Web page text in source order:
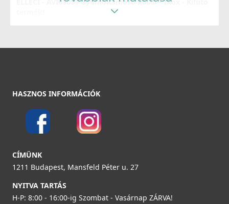
Részletek
ELLECI - Csaptelep Venere G51
MGKVEN51
49 990 Ft
34 890 Ft
ELLECI - Szifonszett egyutas mosogatóhoz
COMPSIF1V
3 990 Ft
HASZNOS INFORMÁCIÓK
CÍMÜNK
1211 Budapest, Mansfeld Péter u. 27
NYITVA TARTÁS
H-P: 8:00 - 16:00-ig Szombat - Vasárnap ZÁRVA!